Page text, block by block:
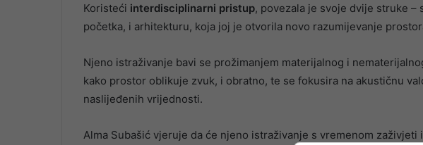
Koristeći interdisciplinarni pristup, povezala je svoje dvije struke –
početka, i arhitekturu, koja joj je otvorila novo razumijevanje
Njeno istraživanje bavi se prožimanjem materijalnog i
kako prostor oblikuje zvuk, i obratno, te se fokusira na akustičnu
naslijeđenih vrijednosti.
Alma Subašić vjeruje da će njeno istraživanje s vremenom zaživjeti